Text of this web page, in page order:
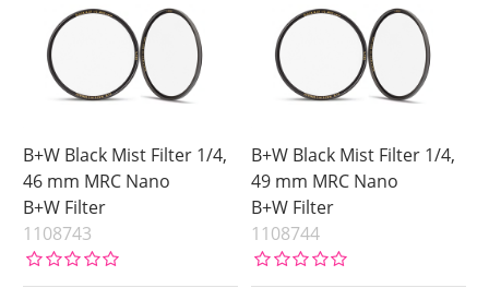
B+W Black Mist Filter 1/4,
46 mm MRC Nano
B+W Filter
1108743
B+W Black Mist Filter 1/4,
49 mm MRC Nano
B+W Filter
1108744